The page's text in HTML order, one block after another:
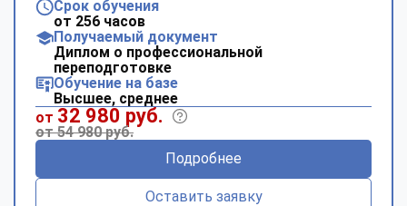
Срок обучения
от 256 часов
Получаемый документ
Диплом о профессиональной
переподготовке
Обучение на базе
Высшее, среднее
от 32 980 руб.
от 54 980 руб.
Подробнее
Оставить заявку